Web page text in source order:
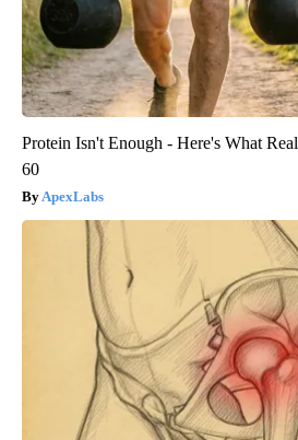
Protein Isn't Enough - Here's What
60
ApexLabs